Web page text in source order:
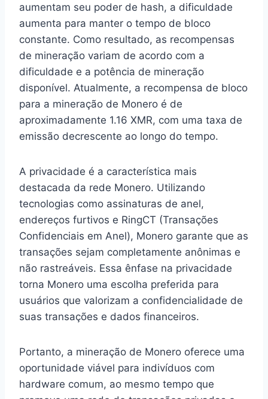
aumentam seu poder de hash, a dificuldade
aumenta para manter o tempo de bloco
constante. Como resultado, as recompensas
de mineração variam de acordo com a
dificuldade e a potência de mineração
disponível. Atualmente, a recompensa de bloco
para a mineração de Monero é de
aproximadamente 1.16 XMR, com uma taxa de
emissão decrescente ao longo do tempo.
A privacidade é a característica mais
destacada da rede Monero. Utilizando
tecnologias como assinaturas de anel,
endereços furtivos e RingCT (Transações
Confidenciais em Anel), Monero garante que as
transações sejam completamente anônimas e
não rastreáveis. Essa ênfase na privacidade
torna Monero uma escolha preferida para
usuários que valorizam a confidencialidade de
suas transações e dados financeiros.
Portanto, a mineração de Monero oferece uma
oportunidade viável para indivíduos com
hardware comum, ao mesmo tempo que